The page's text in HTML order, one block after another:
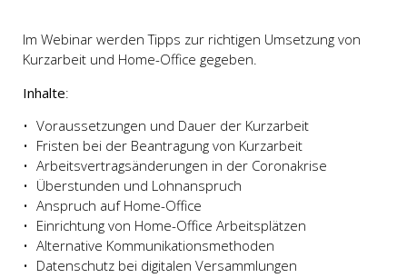
Im Webi­nar wer­den Tipps zur rich­ti­gen Umset­zung von
Kurz­ar­beit und Home-Office gege­ben.
Inhal­te:
Vor­aus­set­zun­gen und Dau­er der Kurz­ar­beit
Fris­ten bei der Bean­tra­gung von Kurz­ar­beit
Arbeits­ver­trags­än­de­run­gen in der Coro­na­kri­se
Über­stun­den und Lohn­an­spruch
Anspruch auf Home-Office
Ein­rich­tung von Home-Office Arbeits­plät­zen
Alter­na­ti­ve Kom­mu­ni­ka­ti­ons­me­tho­den
Daten­schutz bei digi­ta­len Ver­samm­lun­gen